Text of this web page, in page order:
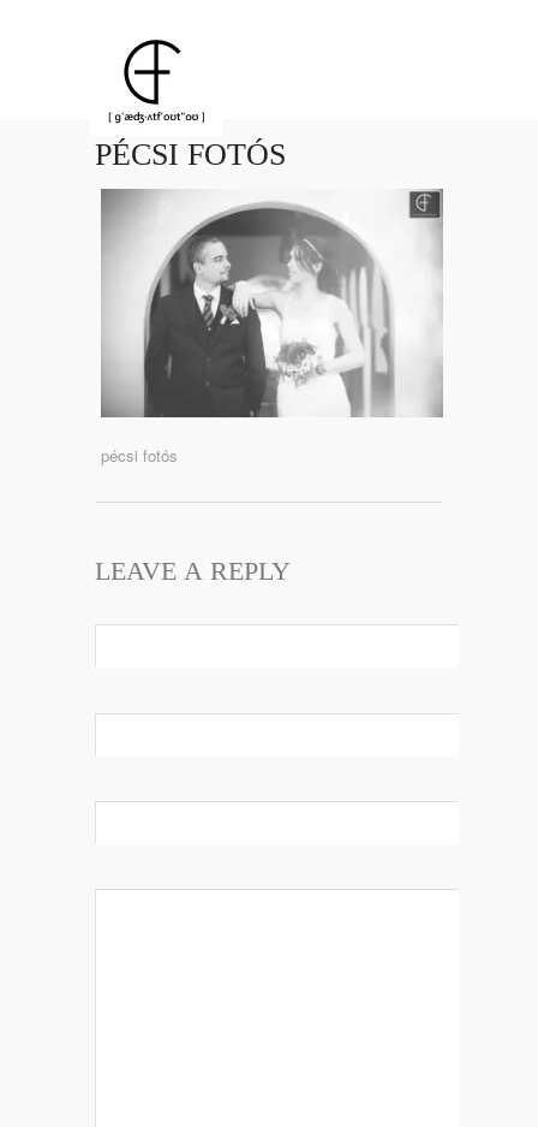
PÉCSI FOTÓS
pécsi fotós
LEAVE A REPLY